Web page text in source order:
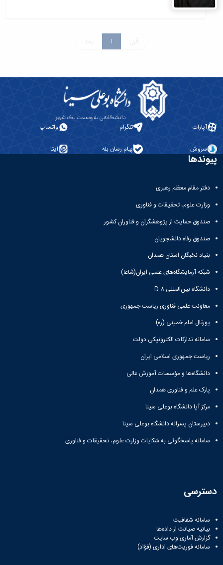
قبل 1 بعد
آپارات تلگرام واتساپ
سروش پیام رسان بله ایتا
پیوندها
دفتر مقام معظم رهبری
وزارت علوم، تحقیقات و فناوری
صندوق حمایت از پژوهشگران و فناوران کشور
صندوق رفاه دانشجویان
بنیاد نخبگان استان همدان
شبکه آزمایشگاه‌های علمی ایران(شاعا)
دانشگاه بین‌المللی D-۸
معاونت علمی فناوری ریاست جمهوری
پورتال امام خمینی (ره)
سامانه تدارکات الکترونیکی دولت
ریاست جمهوری اسلامی ایران
دانشگاه‌ها و مؤسسات آموزش عالی
پارک علم و فناوری همدان
مرکز آپا دانشگاه بوعلی سینا
دبیرستان پسرانه دانشگاه بوعلی سینا
سامانه پاسخگوئی به شکایات وزارت علوم، تحقیقات و فناوری
دسترسی
سامانه شفافیت
بیانیه صیانت از داده‌ها
گزارش آماری وب‌ سایت
سامانه فوریت‌های اداری (فؤاد)